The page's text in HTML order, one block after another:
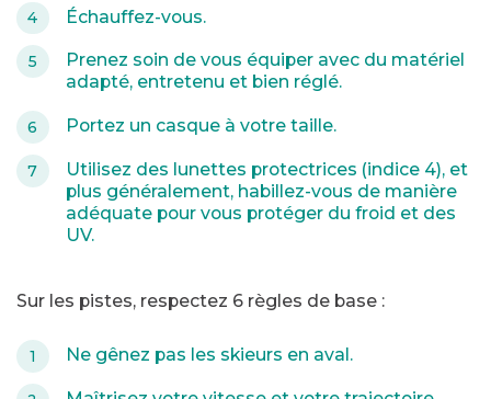
Échauffez-vous.
Prenez soin de vous équiper avec du matériel
adapté, entretenu et bien réglé.
Portez un casque à votre taille.
Utilisez des lunettes protectrices (indice 4), et
plus généralement, habillez-vous de manière
adéquate pour vous protéger du froid et des
UV.
Sur les pistes, respectez 6 règles de base :
Ne gênez pas les skieurs en aval.